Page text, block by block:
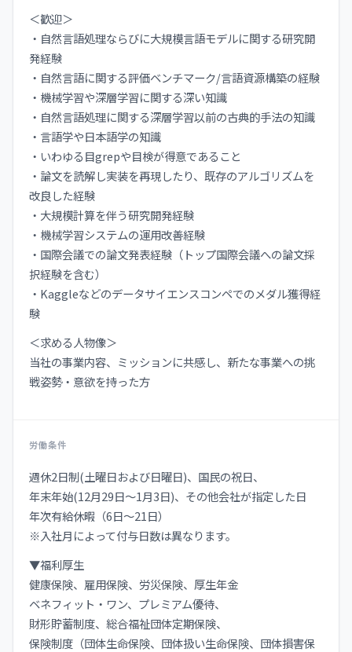
＜歓迎＞
・自然言語処理ならびに大規模言語モデルに関する研究開
発経験
・自然言語に関する評価ベンチマーク/言語資源構築の経験
・機械学習や深層学習に関する深い知識
・自然言語処理に関する深層学習以前の古典的手法の知識
・言語学や日本語学の知識
・いわゆる目grepや目検が得意であること
・論文を読解し実装を再現したり、既存のアルゴリズムを
改良した経験
・大規模計算を伴う研究開発経験
・機械学習システムの運用改善経験
・国際会議での論文発表経験（トップ国際会議への論文採
択経験を含む）
・Kaggleなどのデータサイエンスコンペでのメダル獲得経
験
＜求める人物像＞
当社の事業内容、ミッションに共感し、新たな事業への挑
戦姿勢・意欲を持った方
労働条件
週休2日制(土曜日および日曜日)、国⺠の祝日、
年末年始(12月29日〜1月3日)、その他会社が指定した日
年次有給休暇（6日〜21日）
※入社月によって付与日数は異なります。
▼福利厚生
健康保険、雇用保険、労災保険、厚生年金
ベネフィット・ワン、プレミアム優待、
財形貯蓄制度、総合福祉団体定期保険、
保険制度（団体生命保険、団体扱い生命保険、団体損害保